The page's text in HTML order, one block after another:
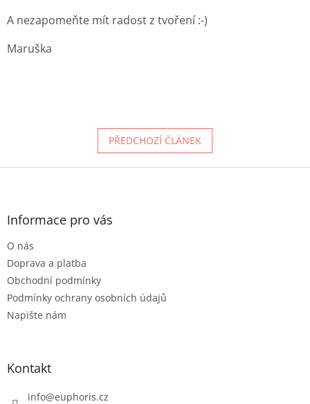
A nezapomeňte mít radost z tvoření :-)
Maruška
PŘEDCHOZÍ ČLÁNEK
Z
Informace pro vás
O nás
Doprava a platba
Obchodní podmínky
Podmínky ochrany osobních údajů
Napište nám
Kontakt
info@euphoris.cz